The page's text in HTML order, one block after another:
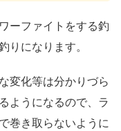
ーファイトをする釣
りになります。
変化等は分かりづら
ようになるので、ラ
巻き取らないように